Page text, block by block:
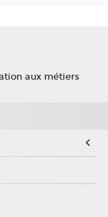
aux métiers